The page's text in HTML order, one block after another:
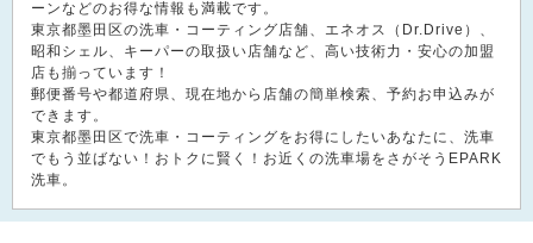
ーンなどのお得な情報も満載です。
東京都墨田区の洗車・コーティング店舗、エネオス（Dr.Drive）、
昭和シェル、キーパーの取扱い店舗など、高い技術力・安心の加盟
店も揃っています！
郵便番号や都道府県、現在地から店舗の簡単検索、予約お申込みが
できます。
東京都墨田区で洗車・コーティングをお得にしたいあなたに、洗車
でもう並ばない！おトクに賢く！お近くの洗車場をさがそうEPARK
洗車。